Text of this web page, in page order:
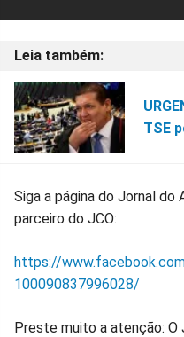
TSE
Siga a página do Jornal do
parceiro do JCO:
https://
100090837996028/
Preste muito a atenção: O